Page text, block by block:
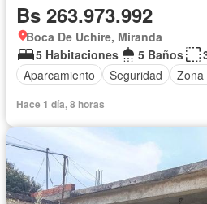
Bs 263.973.992
Boca De Uchire, Miranda
5 Habitaciones
5 Baños
Aparcamiento
Seguridad Zona
Hace 1 día, 8 horas